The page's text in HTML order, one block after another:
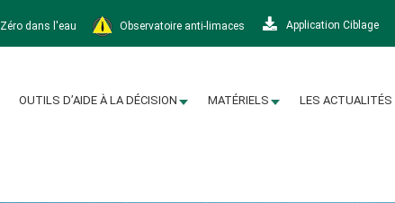
Zéro dans l'eau Observatoire anti-limaces Application Ciblage
OUTILS D’AIDE À LA DÉCISION MATÉRIELS LES ACTUALITÉS